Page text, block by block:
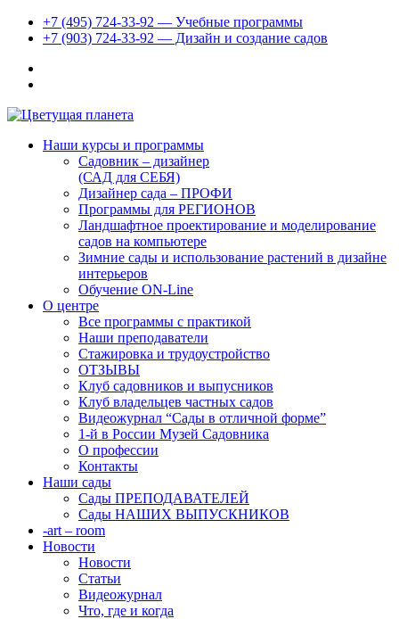
+7 (495) 724-33-92 — Учебные программы
+7 (903) 724-33-92 — Дизайн и создание садов
Наши курсы и программы
Садовник – дизайнер
(САД для СЕБЯ)
Дизайнер сада – ПРОФИ
Программы для РЕГИОНОВ
Ландшафтное проектирование и моделирование
садов на компьютере
Зимние сады и использование растений в дизайне
интерьеров
Обучение ON-Line
О центре
Все программы с практикой
Наши преподаватели
Стажировка и трудоустройство
ОТЗЫВЫ
Клуб садовников и выпусников
Клуб владельцев частных садов
Видеожурнал “Сады в отличной форме”
1-й в России Музей Садовника
О профессии
Контакты
Наши сады
Сады ПРЕПОДАВАТЕЛЕЙ
Сады НАШИХ ВЫПУСКНИКОВ
-art – room
Новости
Новости
Статьи
Видеожурнал
Что, где и когда